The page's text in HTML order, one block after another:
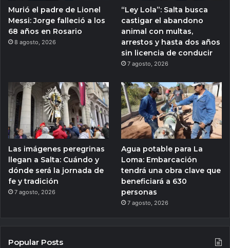
Murió el padre de Lionel
Messi: Jorge falleció a los
68 años en Rosario
8 agosto, 2026
“Ley Lola”: Salta busca
castigar el abandono
animal con multas,
arrestos y hasta dos años
sin licencia de conducir
7 agosto, 2026
Las imágenes peregrinas
llegan a Salta: Cuándo y
dónde será la jornada de
fe y tradición
7 agosto, 2026
Agua potable para La
Loma: Embarcación
tendrá una obra clave que
beneficiará a 630
personas
7 agosto, 2026
Popular Posts